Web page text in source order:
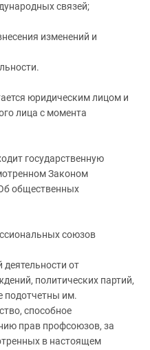
связей;
изменений и
юридическим лицом и
лица с момента
государственную
Законом
общественных
союзов
от
политических партий,
подотчетны им.
способное
прав профсоюзов, за
в настоящем